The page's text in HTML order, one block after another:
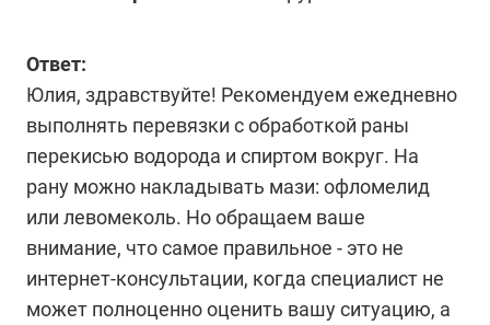
Ответ:
Юлия, здравствуйте! Рекомендуем ежедневно
выполнять перевязки с обработкой раны
перекисью водорода и спиртом вокруг. На
рану можно накладывать мази: офломелид
или левомеколь. Но обращаем ваше
внимание, что самое правильное - это не
интернет-консультации, когда специалист не
может полноценно оценить вашу ситуацию, а